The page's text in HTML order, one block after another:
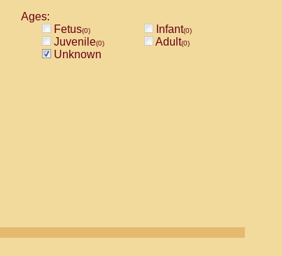
Ages:
Fetus(0) Infant(0)
Juvenile(0) Adult(0)
Unknown